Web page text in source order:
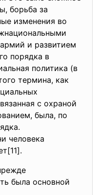
борьба за
изменения во
и развитием
порядка в
политика (в
термина, как
с охраной
была, по
человека
была основной